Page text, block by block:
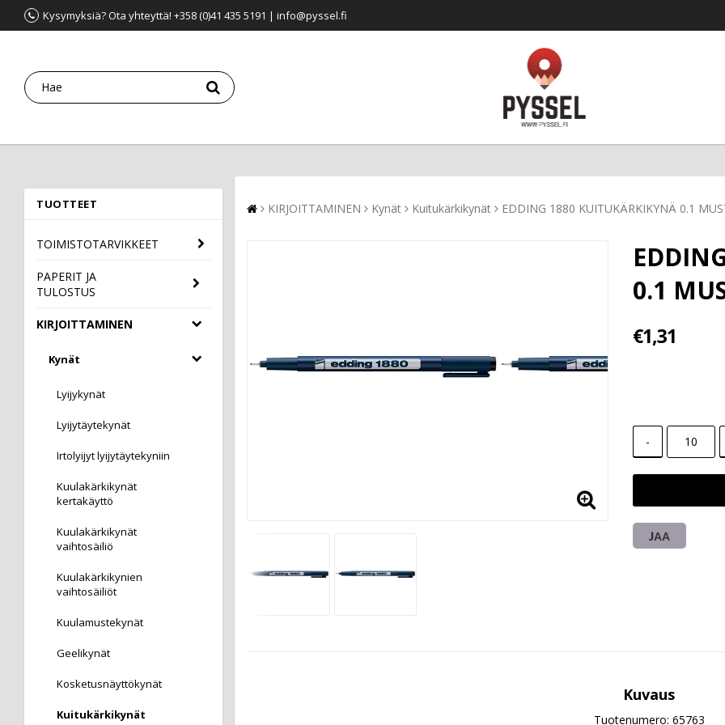
Kysymyksiä? Ota yhteyttä! +358 (0)41 435 5191 | info@pyssel.fi
TUOTTEET
TOIMISTOTARVIKKEET
PAPERIT JA
TULOSTUS
KIRJOITTAMINEN
Kynät
Lyijykynät
Lyijytäytekynät
Irtolyijyt lyijytäytekyniin
Kuulakärkikynät
kertakäyttö
Kuulakärkikynät
vaihtosäiliö
Kuulakärkikynien
vaihtosäiliöt
Kuulamustekynät
Geelikynät
Kosketusnäyttökynät
Kuitukärkikynät
KIRJOITTAMINEN Kynät Kuitukärkikynät EDDING 1880 KUITUKÄRKIKYNÄ 0.1
0.1
€1,31
-
JAA
Kuvaus
Tuotenumero: 65763